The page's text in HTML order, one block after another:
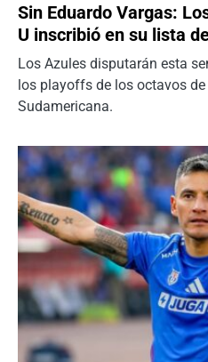
Sin Eduardo Vargas:
U inscribió en su lista
Los Azules disputarán esta
los playoffs de los octavos
Sudamericana.